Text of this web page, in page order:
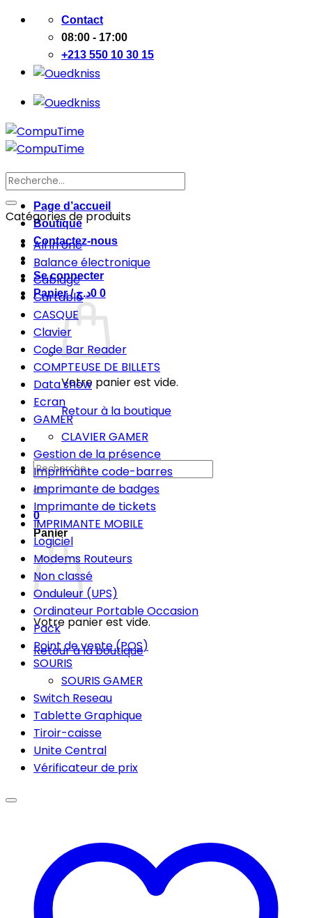
Passer
contenu
Contact
08:00 - 17:00
+213 550 10 30 15
Page d’accueil
Boutique
Contactez-nous
Se connecter
Panier /
0د.ج 0
Votre panier est vide.
Retour à la boutique
Recherche
pour :
0
Panier
Votre panier est vide.
Retour à la boutique
Recherche
pour :
Catégories de produits
All in one
Balance électronique
Cablage
Cartable
CASQUE
Clavier
Code Bar Reader
COMPTEUSE DE BILLETS
Data show
Ecran
GAMER
CLAVIER GAMER
Gestion de la présence
Imprimante code-barres
Imprimante de badges
Imprimante de tickets
IMPRIMANTE MOBILE
Logiciel
Modems Routeurs
Non classé
Onduleur (UPS)
Ordinateur Portable Occasion
Pack
Point de vente (POS)
SOURIS
SOURIS GAMER
Switch Reseau
Tablette Graphique
Tiroir-caisse
Unite Central
Vérificateur de prix